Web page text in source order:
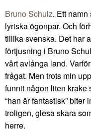
Bruno Schulz. Ett
lyriska ögonpar. Och
tillika svenska. Det har
förtjusning i Bruno
vårt avlånga land.
frågat. Men trots min
funnit någon liten krake
“han är fantastisk”
troligen, glesa skara
herre.